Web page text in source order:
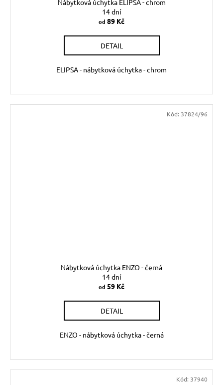
Nábytková úchytka ELIPSA - chrom
14 dní
od 89 Kč
DETAIL
ELIPSA - nábytková úchytka - chrom
Nábytková úchytka ENZO - černá
14 dní
od 59 Kč
DETAIL
ENZO - nábytková úchytka - černá
Kód: 37824/96
Kód: 37940